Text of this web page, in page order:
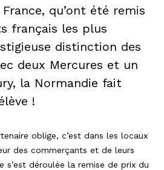
qu’ont été remis
français les plus
distinction des
deux Mercures et un
la Normandie fait
!
oblige, c’est dans les locaux
des commerçants et de leurs
s’est déroulée la remise de prix du